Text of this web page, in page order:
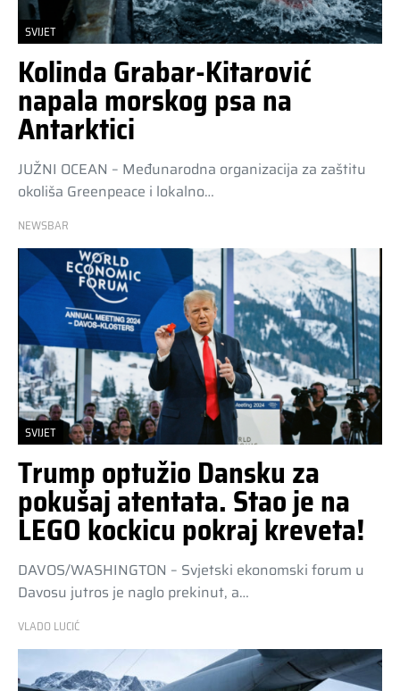
SVIJET
Kolinda Grabar-Kitarović
napala morskog psa na
Antarktici
JUŽNI OCEAN – Međunarodna organizacija za zaštitu
okoliša Greenpeace i lokalno…
NEWSBAR
SVIJET
Trump optužio Dansku za
pokušaj atentata. Stao je na
LEGO kockicu pokraj kreveta!
DAVOS/WASHINGTON – Svjetski ekonomski forum u
Davosu jutros je naglo prekinut, a…
VLADO LUCIĆ